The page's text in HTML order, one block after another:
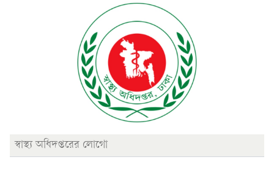
স্বাস্থ্য অধিদপ্তরের লোগো